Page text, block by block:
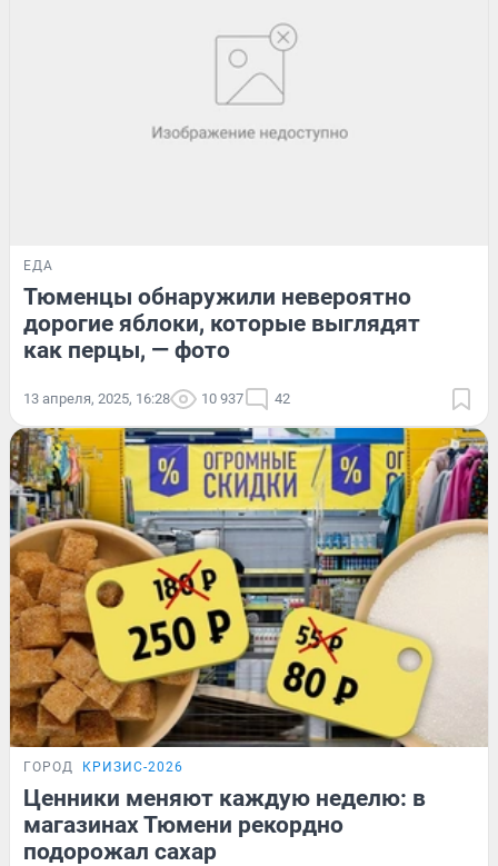
ЕДА
Тюменцы обнаружили невероятно
дорогие яблоки, которые выглядят
как перцы, — фото
13 апреля, 2025, 16:28 10 937 42
ГОРОД КРИЗИС-2026
Ценники меняют каждую неделю: в
магазинах Тюмени рекордно
подорожал сахар